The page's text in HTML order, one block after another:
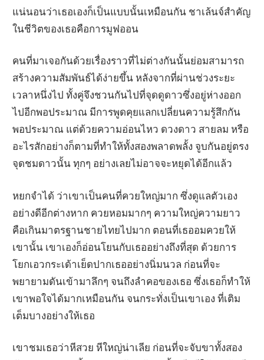
แน่นอนว่าเธอเองก็เป็นแบบนั้นเหมือนกัน ชาเล้นจ์สำคัญ
ในชีวิตของเธอคือการมูฟออน
คนที่มาเจอกันด้วยเรื่องราวที่ไม่ต่างกันนั้นย่อมสามารถ
สร้างความสัมพันธ์ได้ง่ายขึ้น หลังจากที่ผ่านช่วงระยะ
เวลาหนึ่งไป ทั้งคู่จึงชวนกันไปที่จุดดูดาวซึ่งอยู่ห่างออก
ไปอีกพอประมาณ มีการพูดคุยแลกเปลี่ยนความรู้สึกกัน
พอประมาณ แต่ด้วยความอ่อนไหว ดวงดาว สายลม หรือ
อะไรสักอย่างก็ตามที่ทำให้ทั้งสองพลาดพลั้ง จูบกันอยู่ตรง
จุดชมดาวนั้น ทุกๆ อย่างเลยไม่อาจจะหยุดได้อีกแล้ว
หยกจำได้ ว่าเขาเป็นคนที่ควยใหญ่มาก ซึ่งดูแลตัวเอง
อย่างดีอีกต่างหาก ควยหอมมากๆ ความใหญ่ความยาว
คือเกินมาตรฐานชายไทยไปมาก ตอนที่เธออมควยให้
เขานั้น เขาเองก็อ่อนโยนกับเธออย่างถึงที่สุด ด้วยการ
โยกเอวกระเด้าเย็ดปากเธออย่างนิ่มนวล ก่อนที่จะ
พยายามดันเข้ามาลึกๆ จนถึงลำคอของเธอ ซึ่งเธอก็ทำให้
เขาพอใจได้มากเหมือนกัน จนกระทั่งเป็นเขาเอง ที่เติม
เต็มบางอย่างให้เธอ
เขาชมเธอว่าหีสวย หีใหญ่น่าเลีย ก่อนที่จะจับขาทั้งสอง